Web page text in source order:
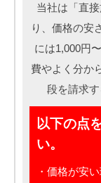
当社は「直
り、価格の安
には1,000円
費やよく分か
段を請求
以下の点
い。
・価格が安